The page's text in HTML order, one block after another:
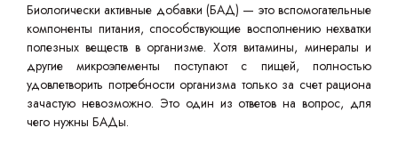
Биологически активные добавки (БАД) — это вспомогательные
компоненты питания, способствующие восполнению нехватки
полезных веществ в организме. Хотя витамины, минералы и
другие микроэлементы поступают с пищей, полностью
удовлетворить потребности организма только за счет рациона
зачастую невозможно. Это один из ответов на вопрос, для
чего нужны БАДы.